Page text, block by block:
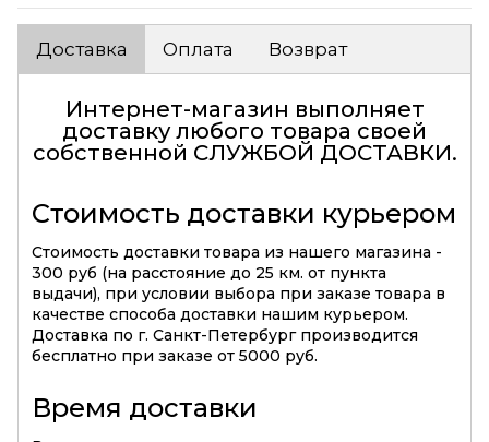
Доставка Оплата Возврат
Интернет-магазин выполняет
доставку любого товара своей
собственной СЛУЖБОЙ ДОСТАВКИ.
Стоимость доставки курьером
Стоимость доставки товара из нашего магазина -
300 руб (на расстояние до 25 км. от пункта
выдачи), при условии выбора при заказе товара в
качестве способа доставки нашим курьером.
Доставка по г. Санкт-Петербург производится
бесплатно при заказе от 5000 руб.
Время доставки